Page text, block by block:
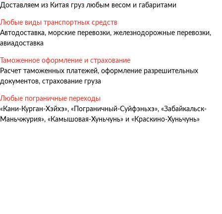
Железнодорожные перевозки
Морские и речные перевозки
Авиадоставка
Негабаритные перевозки
Комплексные логистические решения
Страхование грузов
Доставляем из Китая груз любым весом и габаритами
Любые виды транспортных средств
Автодоставка, морские перевозки, железнодорожные перевозки,
авиадоставка
Таможенное оформление и страхование
Расчет таможенных платежей, оформление разрешительных
документов, страхование груза
Любые пограничные переходы
«Кани-Курган-Хэйхэ», «Пограничный-Суйфэньхэ», «Забайкальск-
Маньчжурия», «Камышовая-Хуньчунь» и «Краскино-Хуньчунь»